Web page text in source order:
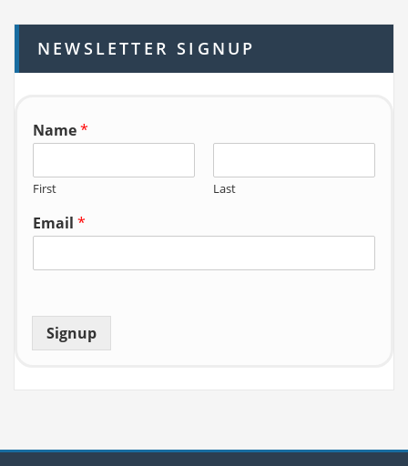
h
f
o
NEWSLETTER SIGNUP
Name*
First Last
Email *
Signup